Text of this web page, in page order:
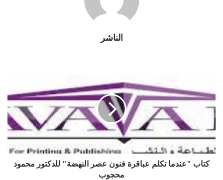
الناشر
كتاب "عندما تكلم عباقرة فنون عصر النهضة" للدكتور محمود
محجوب